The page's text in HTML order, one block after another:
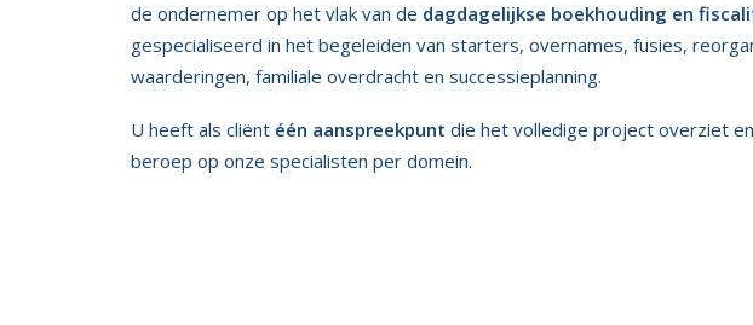
de ondernemer op het vlak van de dagdagelijkse boekhouding en
gespecialiseerd in het begeleiden van starters, overnames, fusies,
waarderingen, familiale overdracht en successieplanning.
U heeft als cliënt één aanspreekpunt die het volledige project overziet
beroep op onze specialisten per domein.